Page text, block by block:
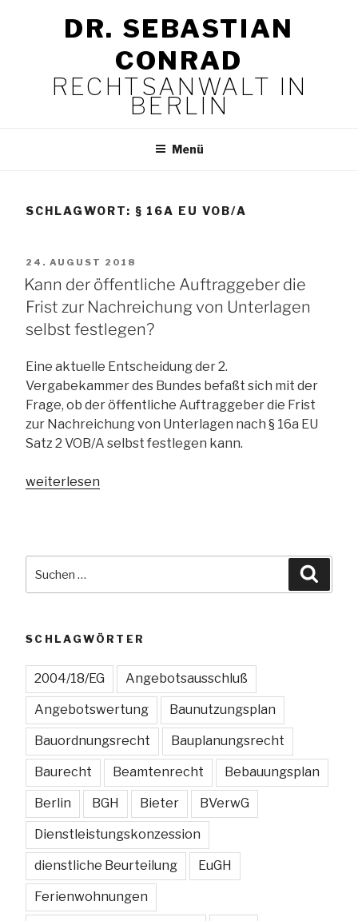
DR. SEBASTIAN
CONRAD
RECHTSANWALT IN
BERLIN
Menü
SCHLAGWORT: § 16A EU VOB/A
VERÖFFENTLICHT
AM
24. AUGUST 2018
Kann der öffentliche Auftraggeber die
Frist zur Nachreichung von Unterlagen
selbst festlegen?
Eine aktuelle Entscheidung der 2.
Vergabekammer des Bundes befaßt sich mit der
Frage, ob der öffentliche Auftraggeber die Frist
zur Nachreichung von Unterlagen nach § 16a EU
Satz 2 VOB/A selbst festlegen kann.
„Kann
die
Frist
zur
von
selbst
festlegen?“
weiterlesen
nach:
SCHLAGWÖRTER
2004/18/EG Angebotsausschluß
Angebotswertung Baunutzungsplan
Bauordnungsrecht Bauplanungsrecht
Baurecht Beamtenrecht Bebauungsplan
Berlin BGH Bieter BVerwG
Dienstleistungskonzession
dienstliche Beurteilung EuGH
Ferienwohnungen